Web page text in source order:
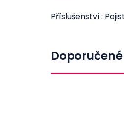
Příslušenství :